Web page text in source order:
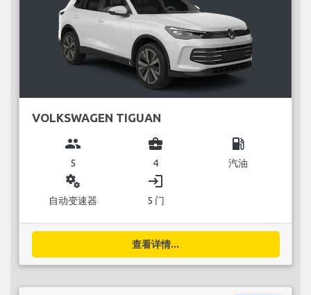
VOLKSWAGEN TIGUAN
group
5
business_center
4
local_gas_station
汽油
miscellaneous_services
自动变速器
login
5 门
查看详情...